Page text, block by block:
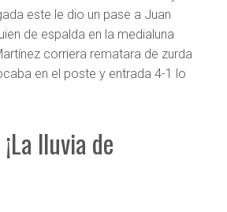
este le dio un pase a Juan
de espalda en la medialuna
corriera rematara de zurda
en el poste y entrada 4-1 lo
¡La lluvia de